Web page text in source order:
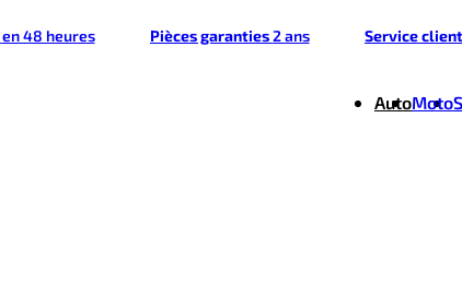
en 48 heures Pièces garanties2 ans Service
AutoMoto